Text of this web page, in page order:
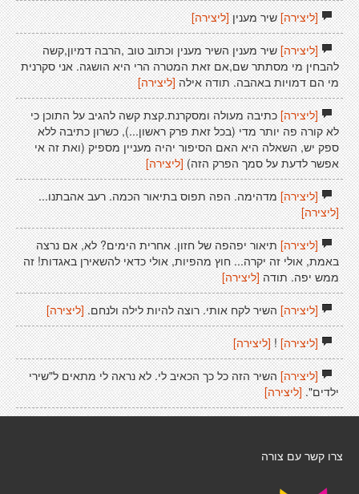
[ליצירה]שיר מענין[ליצירה]
[ליצירה]שיר מענין השיר מענין וכתוב טוב ,הרבה דמיון,קשה
להבחין מי מסתתר שם,אם זאת המטרה הרי היא הושגה. אני סקרנית
מי הם דמויות באהבה. תודה אילה [ליצירה]
[ליצירה]כתיבה מעולה ומסקרנת.קצת קשה להגיב על התוכן כי
לא קורה פה יותר מדי (בכל זאת פרק ראשון...), כשרון כתיבה ללא
ספק יש, השאלה היא האם הסיפור יהיה מעניין מספיק (ואת זה אי
אפשר לדעת על סמך הפרק הזה) [ליצירה]
[ליצירה]מדהימה. הפה תפוס בתיאור הכמה. רעב אהבתנו...
[ליצירה]
[ליצירה]תיאור יפהפה של חזון. אחרית הימים? לא, אם נרצה
באמת, אולי זה יקרה... חוץ מהפיות, אולי כדאי להשאירן באגדות! זה
ממש יפה. תודה [ליצירה]
[ליצירה]השיר לקח אותי. רוצה להיות לילה ולנחם. [ליצירה]
[ליצירה]![ליצירה]
[ליצירה]השיר הזה כל כך הכאיב לי. לא נראה לי מתאים ל"שירי
ילדים".[ליצירה]
צרו קשר עם צורה